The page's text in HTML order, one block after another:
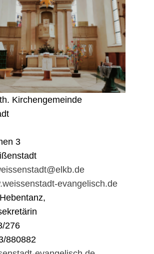
Kirchengemeinde
3
evangelisch.de
276
880882